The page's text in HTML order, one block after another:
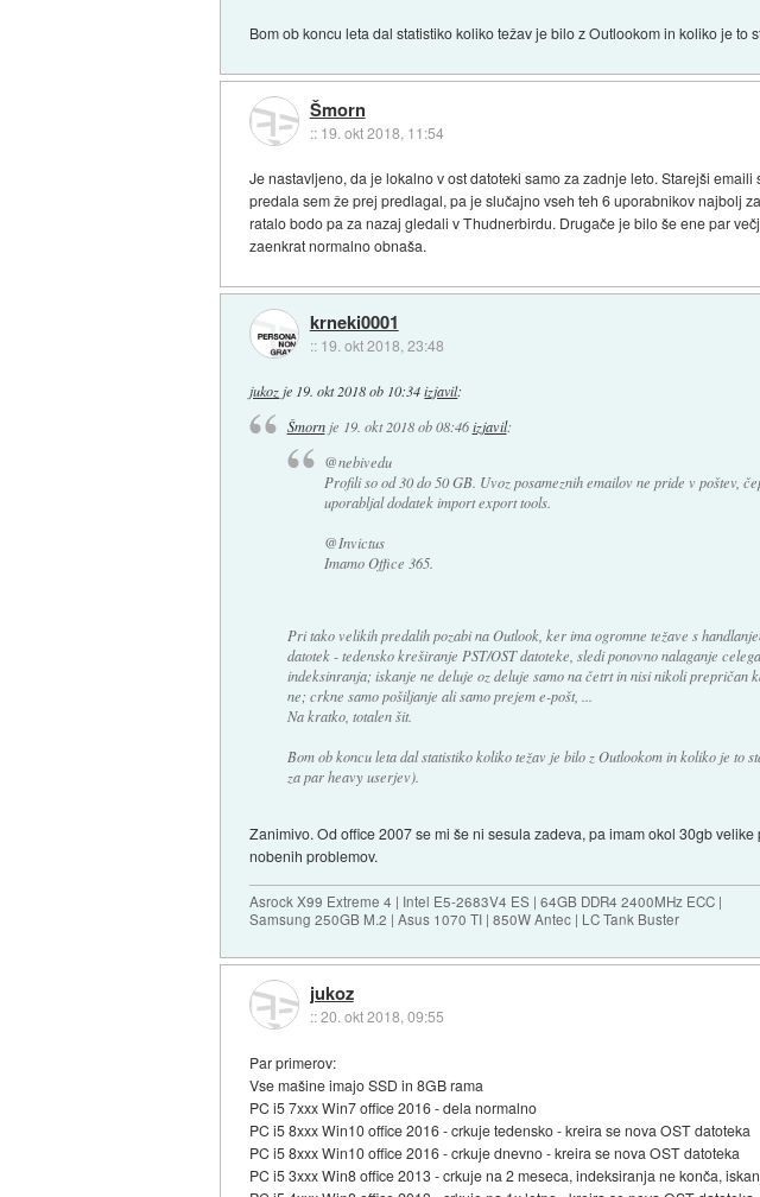
Bom ob koncu leta dal statistiko koliko težav je bilo z Outlookom in koliko je to
Šmorn
:: 19. okt 2018, 11:54
Je nastavljeno, da je lokalno v ost datoteki samo za zadnje leto. Starejši
predala sem že prej predlagal, pa je slučajno vseh teh 6 uporabnikov najbolj
ratalo bodo pa za nazaj gledali v Thudnerbirdu. Drugače je bilo še ene par
zaenkrat normalno obnaša.
krneki0001
:: 19. okt 2018, 23:48
jukoz je 19. okt 2018 ob 10:34 izjavil:
Šmornje 19. okt 2018 ob 08:46 izjavil:
@nebivedu
Profili so od 30 do 50 GB. Uvoz posameznih emailov ne pride v poštev,
uporabljal dodatek import export tools.
@Invictus
Imamo Office 365.
Pri tako velikih predalih pozabi na Outlook, ker ima ogromne težave s
datotek - tedensko kreširanje PST/OST datoteke, sledi ponovno nalaganje
indeksinranja; iskanje ne deluje oz deluje samo na četrt in nisi nikoli prepričan
ne; crkne samo pošiljanje ali samo prejem e-pošt, ...
Na kratko, totalen šit.
Bom ob koncu leta dal statistiko koliko težav je bilo z Outlookom in koliko je to
za par heavy userjev).
Zanimivo. Od office 2007 se mi še ni sesula zadeva, pa imam okol 30gb
nobenih problemov.
Asrock X99 Extreme 4 | Intel E5-2683V4 ES | 64GB DDR4 2400MHz ECC |
Samsung 250GB M.2 | Asus 1070 TI | 850W Antec | LC Tank Buster
jukoz
::20. okt 2018, 09:55
Par primerov:
Vse mašine imajo SSD in 8GB rama
PC i5 7xxx Win7 office 2016 - dela normalno
PC i5 8xxx Win10 office 2016 - crkuje tedensko - kreira se nova OST datoteka
PC i5 8xxx Win10 office 2016 - crkuje dnevno - kreira se nova OST datoteka
PC i5 3xxx Win8 office 2013 - crkuje na 2 meseca, indeksiranja ne konča,